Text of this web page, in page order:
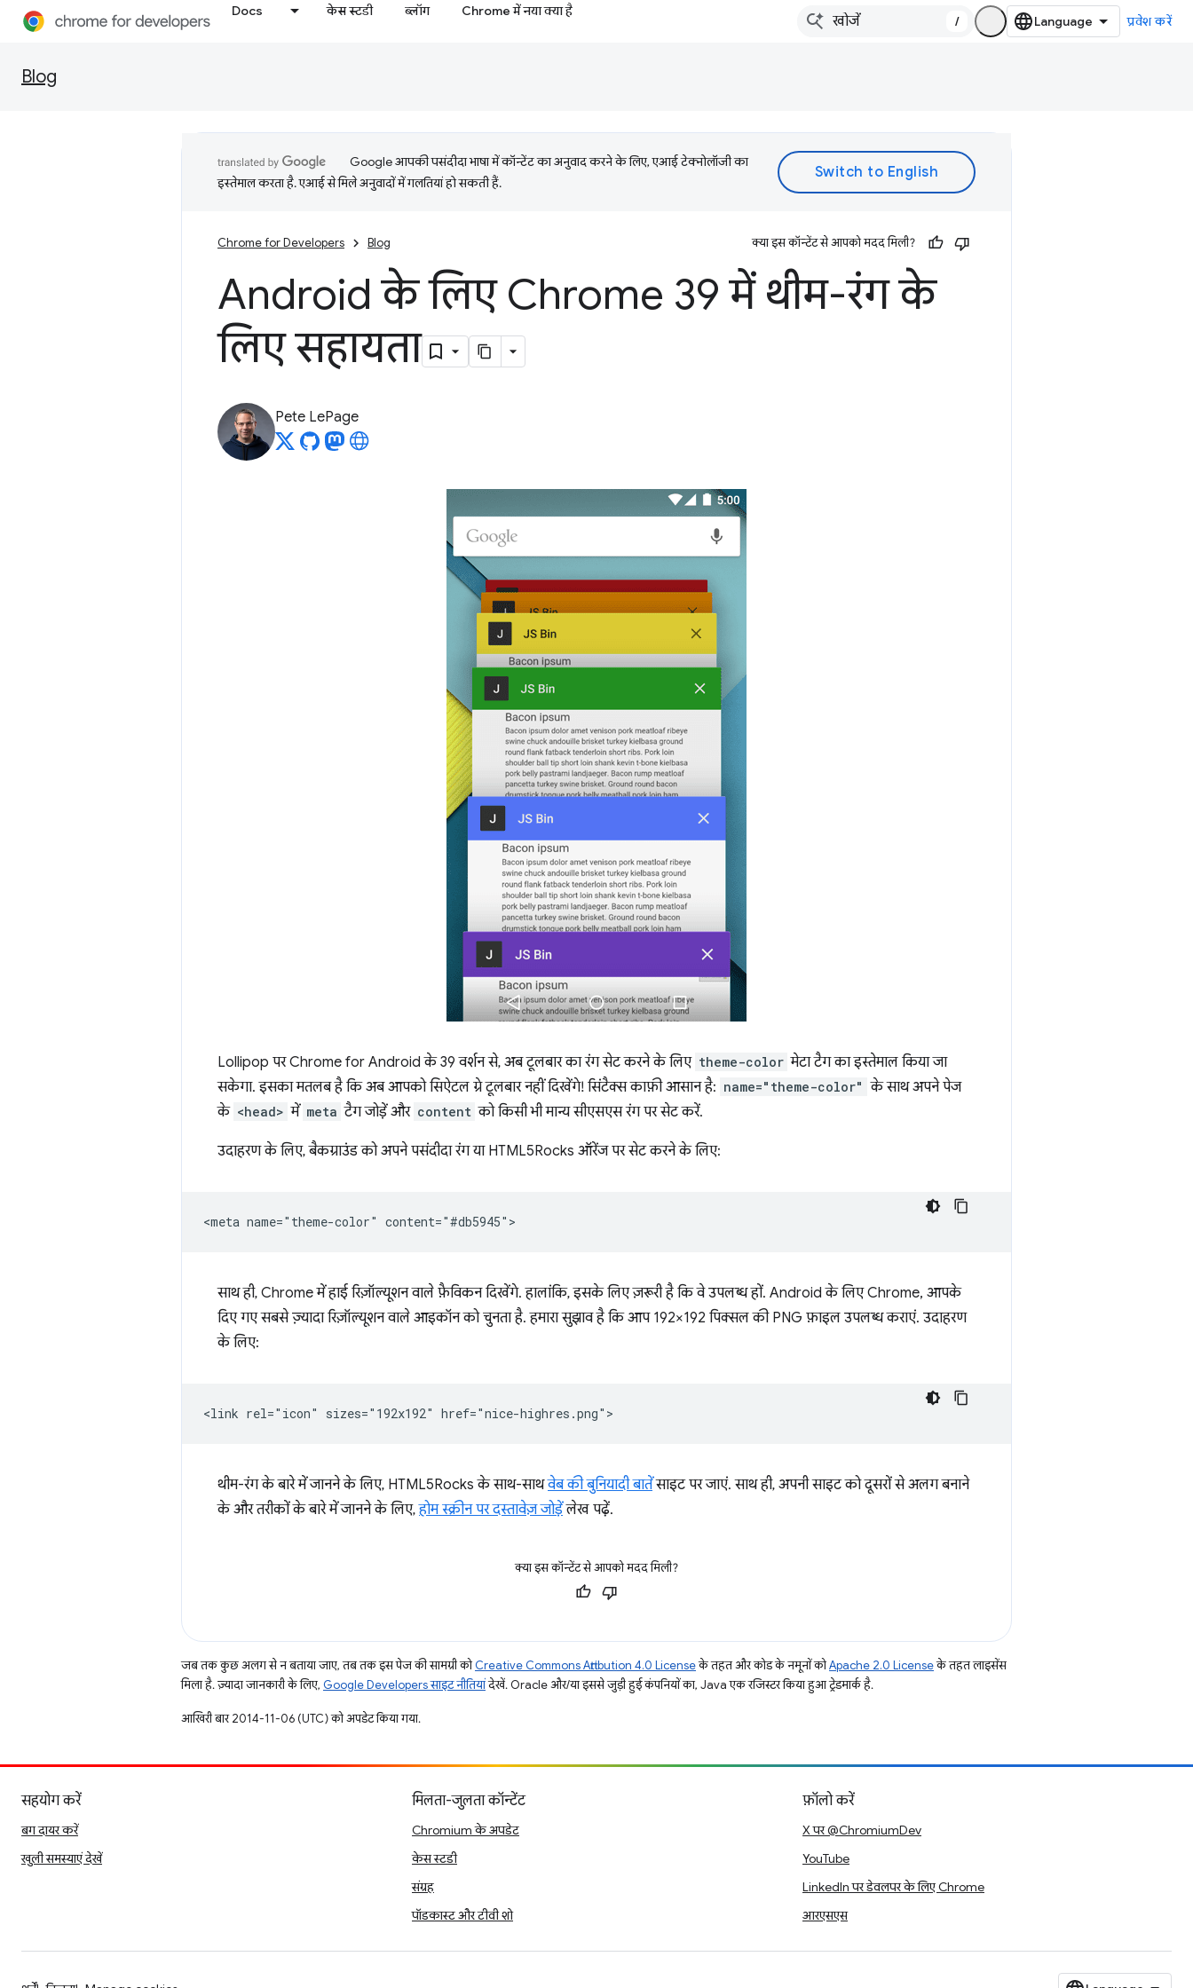
Docs केस स्टडी ब्लॉग Chrome में नया क्या है
/ प्रवेश करें
Blog
Google आपकी पसंदीदा भाषा में कॉन्टेंट का अनुवाद करने के लिए, एआई टेक्नोलॉजी का
इस्तेमाल करता है. एआई से मिले अनुवादों में गलतियां हो सकती हैं.
Chrome for Developers Blog क्या इस कॉन्टेंट से आपको मदद मिली?
Android के लिए Chrome 39 में थीम-रंग के
लिए सहायता
Pete LePage
Lollipop पर Chrome for Android के 39 वर्शन से, अब टूलबार का रंग सेट करने के लिए theme-color मेटा टैग का इस्तेमाल किया जा
सकेगा. इसका मतलब है कि अब आपको सिऐटल ग्रे टूलबार नहीं दिखेंगे! सिंटैक्स काफ़ी आसान है: name="theme-color" के साथ अपने पेज
के <head> में meta टैग जोड़ें और content को किसी भी मान्य सीएसएस रंग पर सेट करें.
उदाहरण के लिए, बैकग्राउंड को अपने पसंदीदा रंग या HTML5Rocks ऑरेंज पर सेट करने के लिए:
साथ ही, Chrome में हाई रिज़ॉल्यूशन वाले फ़ैविकन दिखेंगे. हालांकि, इसके लिए ज़रूरी है कि वे उपलब्ध हों. Android के लिए Chrome, आपके
दिए गए सबसे ज़्यादा रिज़ॉल्यूशन वाले आइकॉन को चुनता है. हमारा सुझाव है कि आप 192×192 पिक्सल की PNG फ़ाइल उपलब्ध कराएं. उदाहरण
के लिए:
थीम-रंग के बारे में जानने के लिए, HTML5Rocks के साथ-साथवेब की बुनियादी बातेंसाइट पर जाएं. साथ ही, अपनी साइट को दूसरों से अलग बनाने
के और तरीकों के बारे में जानने के लिए,होम स्क्रीन पर दस्तावेज़ जोड़ेंलेख पढ़ें.
क्या इस कॉन्टेंट से आपको मदद मिली?
जब तक कुछ अलग से न बताया जाए, तब तक इस पेज की सामग्री कोCreative Commons Attribution 4.0 Licenseके तहत और कोड के नमूनों कोApache 2.0 Licenseके तहत लाइसेंस
मिला है. ज़्यादा जानकारी के लिए, Google Developers साइट नीतियांदेखें. Oracle और/या इससे जुड़ी हुई कंपनियों का, Java एक रजिस्टर किया हुआ ट्रेडमार्क है.
आखिरी बार 2014-11-06 (UTC) को अपडेट किया गया.
सहयोग करें
बग दायर करें
खुली समस्याएं देखें
मिलता-जुलता कॉन्टेंट
Chromium के अपडेट
केस स्टडी
संग्रह
पॉडकास्ट और टीवी शो
फ़ॉलो करें
X पर @ChromiumDev
YouTube
LinkedIn पर डेवलपर के लिए Chrome
आरएसएस